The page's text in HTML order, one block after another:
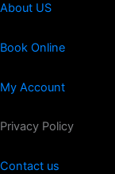
About US
Book Online
My Account
Privacy Policy
Contact us